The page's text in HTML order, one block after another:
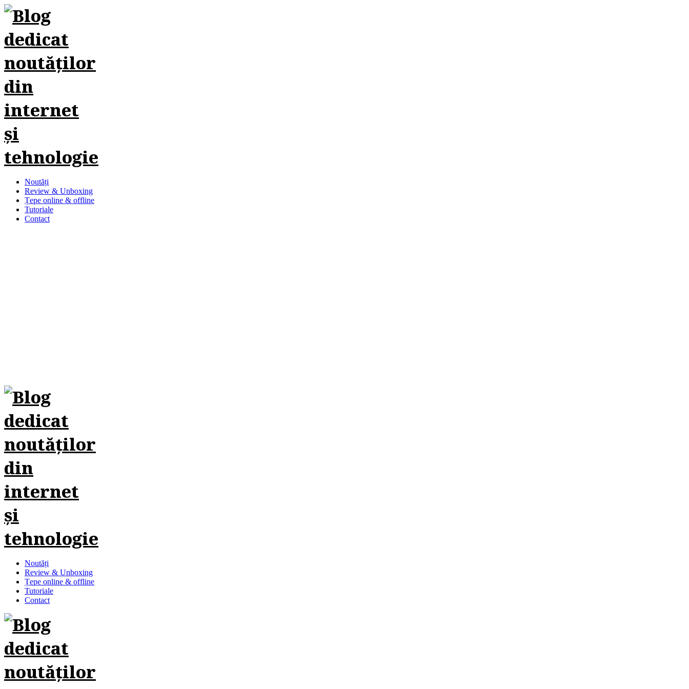
Noutăți
Review & Unboxing
Țepe online & offline
Tutoriale
Contact
Noutăți
Review & Unboxing
Țepe online & offline
Tutoriale
Contact